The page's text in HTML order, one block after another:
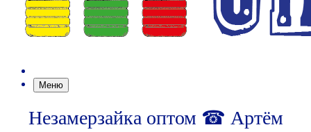
Меню
Незамерзайка оптом ☎ Артём